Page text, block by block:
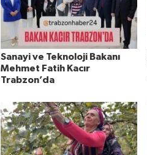
Sanayi ve Teknoloji Bakanı
Mehmet Fatih Kacır
Trabzon’da